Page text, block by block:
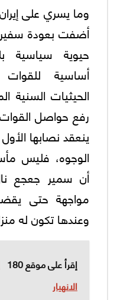
وما يسري على
أضفت بعودة
حيوية سياسية
أساسية للقوات
الحيثيات
رفع حواصل
ينعقد نصابها
الوجوه، فليس
أن سمير جعجع
مواجهة حتى
وعندها تكون له
إقرأ على موقع 180
الانهيار